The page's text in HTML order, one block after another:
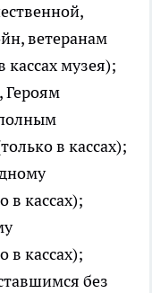
ветеранам
кассах музея);
Героям
в кассах);
в кассах);
в кассах);
без